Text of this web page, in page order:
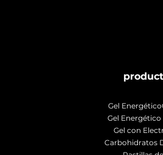
Gel
Gel Energético
Gel con
Carbohidratos